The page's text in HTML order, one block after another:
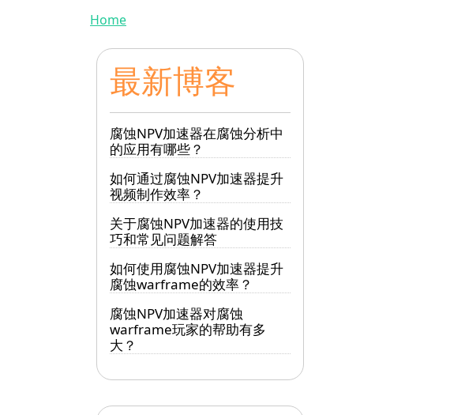
Breadcrumb
Home
最新博客
腐蚀NPV加速器在腐蚀分析中
的应用有哪些？
如何通过腐蚀NPV加速器提升
视频制作效率？
关于腐蚀NPV加速器的使用技
巧和常见问题解答
如何使用腐蚀NPV加速器提升
腐蚀warframe的效率？
腐蚀NPV加速器对腐蚀
warframe玩家的帮助有多
大？